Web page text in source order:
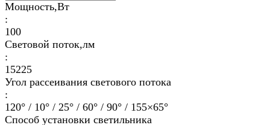
Мощность,Вт
:
100
Световой поток,лм
:
15225
Угол рассеивания светового потока
:
120° / 10° / 25° / 60° / 90° / 155×65°
Способ установки светильника